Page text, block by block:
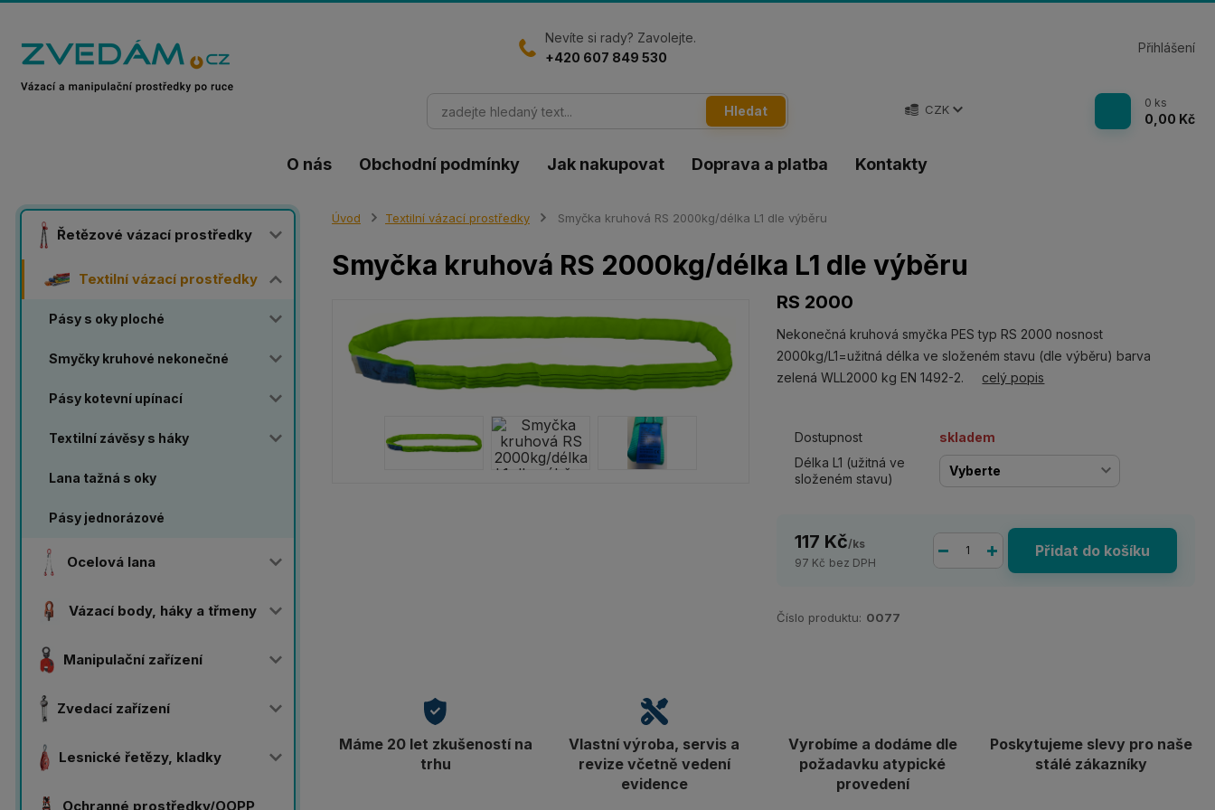
O nás Obchodní podmínky Jak nakupovat Doprava a platba Kontakty
CZK
Přihlášení
Hledat
Nevíte si rady? Zavolejte.
+420 607 849 530
0 ks
0,00 Kč
Řetězové vázací prostředky
Textilní vázací prostředky
Pásy s oky ploché
Smyčky kruhové nekonečné
Pásy kotevní upínací
Textilní závěsy s háky
Lana tažná s oky
Pásy jednorázové
Ocelová lana
Vázací body, háky a třmeny
Manipulační zařízení
Zvedací zařízení
Lesnické řetězy, kladky
Ochranné prostředky/OOPP
Úvod Textilní vázací prostředky Smyčka kruhová RS 2000kg/délka L1 dle výběru
Smyčka kruhová RS 2000kg/délka L1 dle výběru
RS 2000
Nekonečná kruhová smyčka PES typ RS 2000 nosnost
2000kg/L1=užitná délka ve složeném stavu (dle výběru) barva
zelená WLL2000 kg EN 1492-2. celý popis
Dostupnost
skladem
Délka L1 (užitná ve
složeném stavu)
117 Kč/ks
97 Kč bez DPH
Přidat do košíku
Číslo produktu: 0077
Máme 20 let zkušeností na
trhu
Vlastní výroba, servis a
revize včetně vedení
evidence
Vyrobíme a dodáme dle
požadavku atypické
provedení
Poskytujeme slevy pro naše
stálé zákazníky